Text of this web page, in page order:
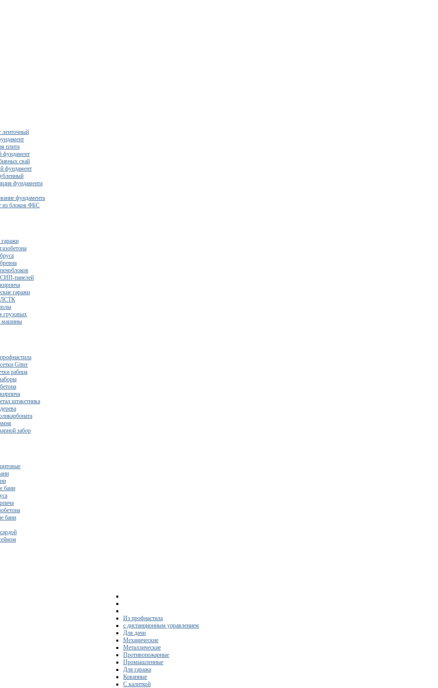
ленточный
плита
фундамент
свай
фундамент
фундамента
фундамента
из блоков ФБС
панелей
гаражи
ЛСТК
грузовых
машины
Gitter
рабица
забор
бани
бани
Из профнастила
с дистанционным управлением
Для дачи
Механические
Металлические
Противопожарные
Промышленные
Для гаража
Кованные
С калиткой